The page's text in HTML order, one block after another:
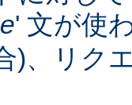
' 文が使
)、リク